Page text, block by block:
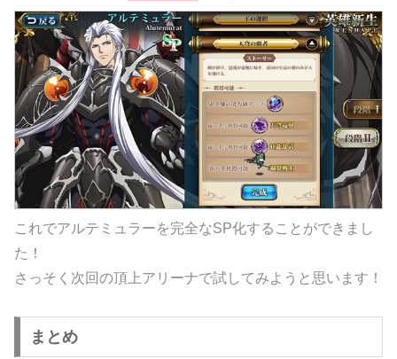
これでアルテミュラーを完全なSP化することができまし
た！
さっそく次回の頂上アリーナで試してみようと思います！
まとめ